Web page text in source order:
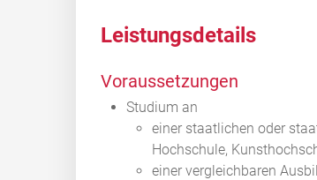
Leistungsdetails
Voraussetzungen
Studium an
einer staatlichen oder
Hochschule,
einer vergleichbaren